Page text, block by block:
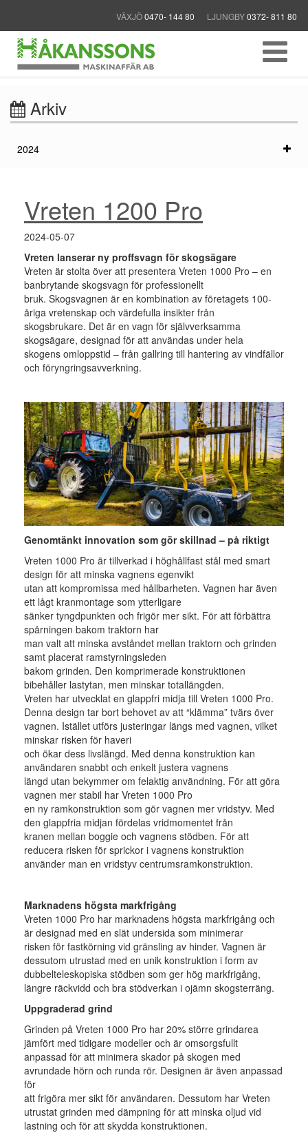
VÄXJÖ0470- 144 80 LJUNGBY0372- 811 80
Arkiv
2024
Vreten 1200 Pro
2024-05-07
Vreten lanserar ny proffsvagn för skogsägare
Vreten är stolta över att presentera Vreten 1000 Pro – en
banbrytande skogsvagn för professionellt
bruk. Skogsvagnen är en kombination av företagets 100-
åriga vretenskap och värdefulla insikter från
skogsbrukare. Det är en vagn för självverksamma
skogsägare, designad för att användas under hela
skogens omloppstid – från gallring till hantering av vindfällor
och föryngringsavverkning.
Genomtänkt innovation som gör skillnad – på riktigt
Vreten 1000 Pro är tillverkad i höghållfast stål med smart
design för att minska vagnens egenvikt
utan att kompromissa med hållbarheten. Vagnen har även
ett lågt kranmontage som ytterligare
sänker tyngdpunkten och frigör mer sikt. För att förbättra
spårningen bakom traktorn har
man valt att minska avståndet mellan traktorn och grinden
samt placerat ramstyrningsleden
bakom grinden. Den komprimerade konstruktionen
bibehåller lastytan, men minskar totallängden.
Vreten har utvecklat en glappfri midja till Vreten 1000 Pro.
Denna design tar bort behovet av att “klämma” tvärs över
vagnen. Istället utförs justeringar längs med vagnen, vilket
minskar risken för haveri
och ökar dess livslängd. Med denna konstruktion kan
användaren snabbt och enkelt justera vagnens
längd utan bekymmer om felaktig användning. För att göra
vagnen mer stabil har Vreten 1000 Pro
en ny ramkonstruktion som gör vagnen mer vridstyv. Med
den glappfria midjan fördelas vridmomentet från
kranen mellan boggie och vagnens stödben. För att
reducera risken för sprickor i vagnens konstruktion
använder man en vridstyv centrumsramkonstruktion.
Marknadens högsta markfrigång
Vreten 1000 Pro har marknadens högsta markfrigång och
är designad med en slät undersida som minimerar
risken för fastkörning vid gränsling av hinder. Vagnen är
dessutom utrustad med en unik konstruktion i form av
dubbelteleskopiska stödben som ger hög markfrigång,
längre räckvidd och bra stödverkan i ojämn skogsterräng.
Uppgraderad grind
Grinden på Vreten 1000 Pro har 20% större grindarea
jämfört med tidigare modeller och är omsorgsfullt
anpassad för att minimera skador på skogen med
avrundade hörn och runda rör. Designen är även anpassad
för
att frigöra mer sikt för användaren. Dessutom har Vreten
utrustat grinden med dämpning för att minska oljud vid
lastning och för att skydda konstruktionen.